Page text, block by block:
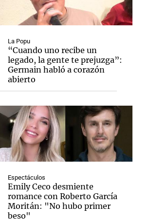
La Popu
“Cuando uno recibe un
legado, la gente te prejuzga”:
Germain habló a corazón
abierto
Espectáculos
Emily Ceco desmiente
romance con Roberto García
Moritán: "No hubo primer
beso"
Notas